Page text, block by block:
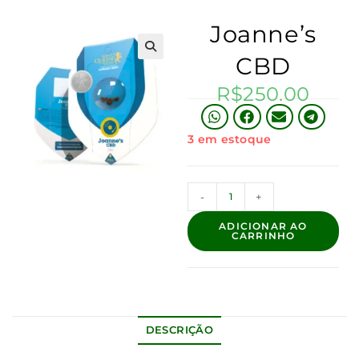
Joanne’s
CBD
R$250.00
3 em estoque
- +
ADICIONAR AO
CARRINHO
DESCRIÇÃO